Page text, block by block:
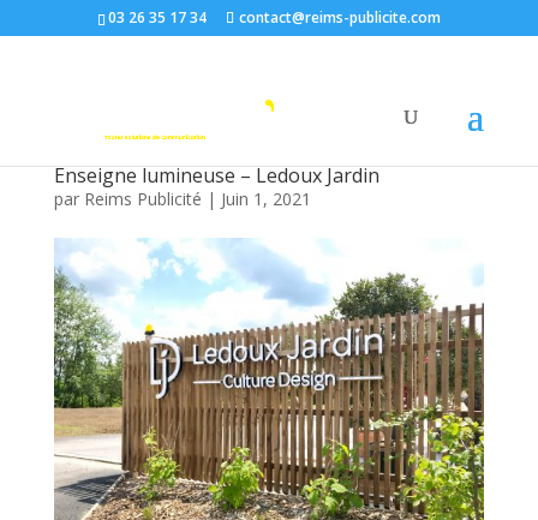
03 26 35 17 34 contact@reims-publicite.com
Enseigne lumineuse – Ledoux Jardin
par Reims Publicité | Juin 1, 2021